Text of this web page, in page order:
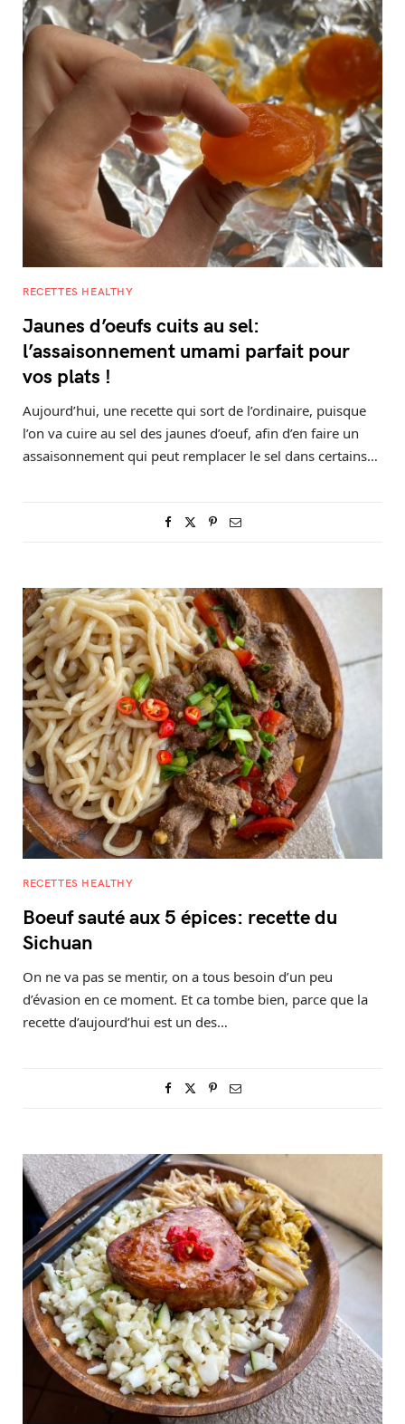
RECETTES HEALTHY
Jaunes d’oeufs cuits au sel:
l’assaisonnement umami parfait pour
vos plats !
Aujourd’hui, une recette qui sort de l’ordinaire, puisque
l’on va cuire au sel des jaunes d’oeuf, afin d’en faire un
assaisonnement qui peut remplacer le sel dans certains…
RECETTES HEALTHY
Boeuf sauté aux 5 épices: recette du
Sichuan
On ne va pas se mentir, on a tous besoin d’un peu
d’évasion en ce moment. Et ca tombe bien, parce que la
recette d’aujourd’hui est un des…